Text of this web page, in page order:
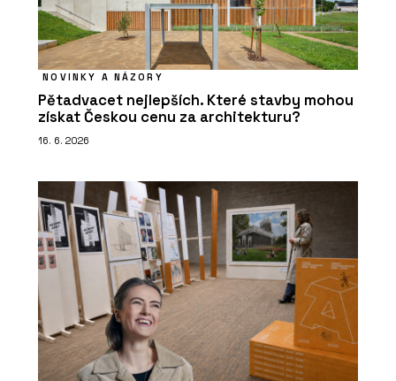
NOVINKY A NÁZORY
Pětadvacet nejlepších. Které stavby mohou
získat Českou cenu za architekturu?
16. 6. 2026